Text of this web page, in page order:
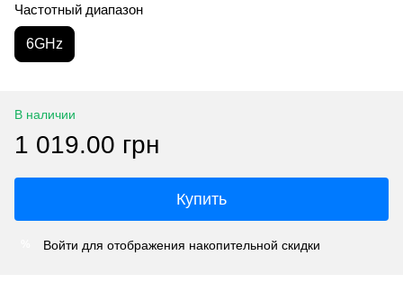
Частотный диапазон
6GHz
В наличии
1 019.00 грн
Купить
Войти для отображения накопительной скидки